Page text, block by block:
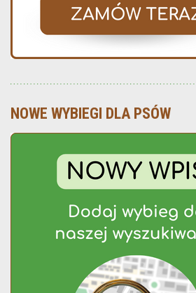
NOWE WYBIEGI DLA PSÓW